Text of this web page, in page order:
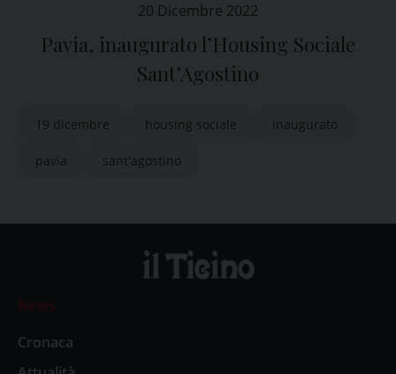
20 Dicembre 2022
Pavia, inaugurato l’Housing Sociale
Sant’Agostino
19 dicembre housing sociale inaugurato
pavia sant'agostino
News
Cronaca